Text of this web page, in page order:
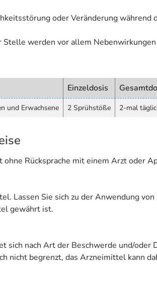
oder Veränderung
Stelle werden vor allem
Einzeldosis
und Erwachsene 2 Sprühstöße 2-mal
Rücksprache mit einem Arzt oder
Lassen Sie sich zu der Anwendung
gewährt ist.
sich nach Art der Beschwerde und/
nicht begrenzt, das Arzneimittel kann